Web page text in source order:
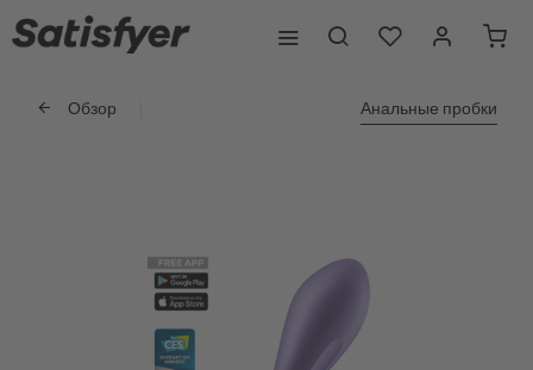
Обзор Анальные пробки